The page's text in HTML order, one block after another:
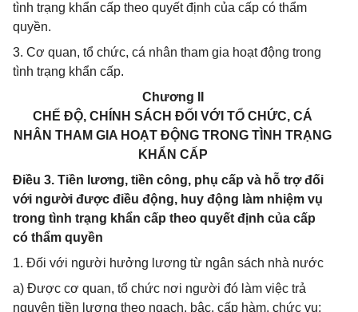
tình trạng khẩn cấp theo quyết định của cấp có thẩm
quyền.
3. Cơ quan, tổ chức, cá nhân tham gia hoạt động trong
tình trạng khẩn cấp.
Chương II
CHẾ ĐỘ, CHÍNH SÁCH ĐỐI VỚI TỔ CHỨC, CÁ
NHÂN THAM GIA HOẠT ĐỘNG TRONG TÌNH TRẠNG
KHẨN CẤP
Điều 3. Tiền lương, tiền công, phụ cấp và hỗ trợ đối
với người được điều động, huy động làm nhiệm vụ
trong tình trạng khẩn cấp theo quyết định của cấp
có thẩm quyền
1. Đối với người hưởng lương từ ngân sách nhà nước
a) Được cơ quan, tổ chức nơi người đó làm việc trả
nguyên tiền lương theo ngạch, bậc, cấp hàm, chức vụ;